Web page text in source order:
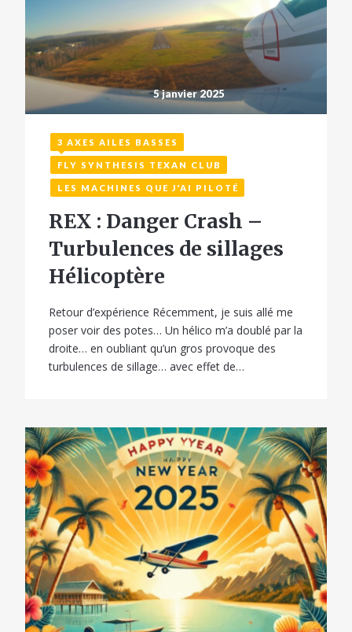
5 janvier 2025
3 AXES AILES BASSES
FLY SYNTHESIS TEXAN CLUB
LES MACHINES QUE J'AI PILOTÉ
REX : Danger Crash –
Turbulences de sillages
Hélicoptère
Retour d’expérience Récemment, je suis allé me
poser voir des potes… Un hélico m’a doublé par la
droite… en oubliant qu’un gros provoque des
turbulences de sillage… avec effet de…